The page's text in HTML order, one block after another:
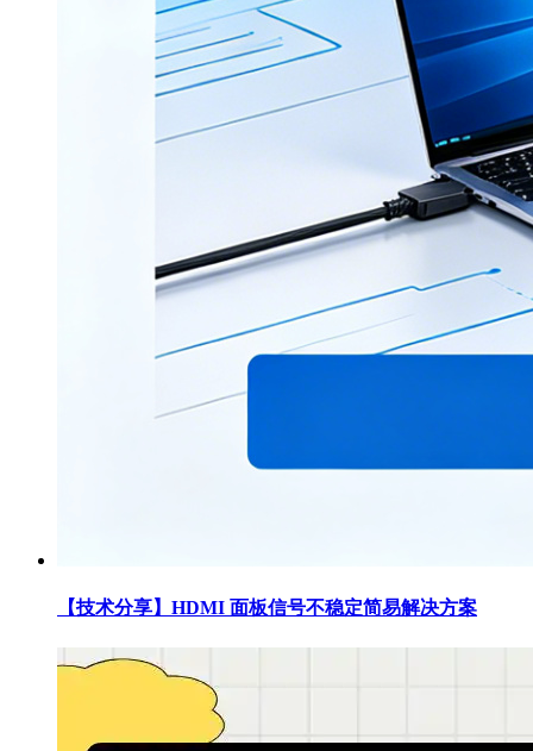
【技术分享】HDMI 面板信号不稳定简易解决方案